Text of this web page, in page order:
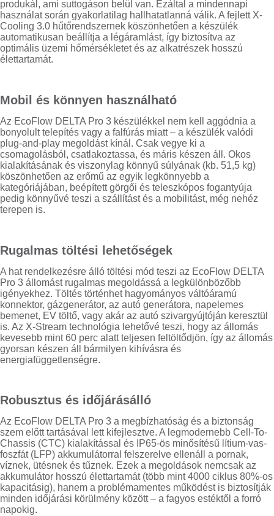
produkál, ami suttogáson belül van. Ezáltal a mindennapi
használat során gyakorlatilag hallhatatlanná válik. A fejlett X-
Cooling 3.0 hűtőrendszernek köszönhetően a készülék
automatikusan beállítja a légáramlást, így biztosítva az
optimális üzemi hőmérsékletet és az alkatrészek hosszú
élettartamát.
Mobil és könnyen használható
Az EcoFlow DELTA Pro 3 készülékkel nem kell aggódnia a
bonyolult telepítés vagy a falfúrás miatt – a készülék valódi
plug-and-play megoldást kínál. Csak vegye ki a
csomagolásból, csatlakoztassa, és máris készen áll. Okos
kialakításának és viszonylag könnyű súlyának (kb. 51,5 kg)
köszönhetően az erőmű az egyik legkönnyebb a
kategóriájában, beépített görgői és teleszkópos fogantyúja
pedig könnyűvé teszi a szállítást és a mobilitást, még nehéz
terepen is.
Rugalmas töltési lehetőségek
A hat rendelkezésre álló töltési mód teszi az EcoFlow DELTA
Pro 3 állomást rugalmas megoldássá a legkülönbözőbb
igényekhez. Töltés történhet hagyományos váltóáramú
konnektor, gázgenerátor, az autó generátora, napelemes
bemenet, EV töltő, vagy akár az autó szivargyújtóján keresztül
is. Az X-Stream technológia lehetővé teszi, hogy az állomás
kevesebb mint 60 perc alatt teljesen feltöltődjön, így az állomás
gyorsan készen áll bármilyen kihívásra és
energiafüggetlenségre.
Robusztus és időjárásálló
Az EcoFlow DELTA Pro 3 a megbízhatóság és a biztonság
szem előtt tartásával lett kifejlesztve. A legmodernebb Cell-To-
Chassis (CTC) kialakítással és IP65-ös minősítésű lítium-vas-
foszfát (LFP) akkumulátorral felszerelve ellenáll a pornak,
víznek, ütésnek és tűznek. Ezek a megoldások nemcsak az
akkumulátor hosszú élettartamát (több mint 4000 ciklus 80%-os
kapacitásig), hanem a problémamentes működést is biztosítják
minden időjárási körülmény között – a fagyos estéktől a forró
napokig.